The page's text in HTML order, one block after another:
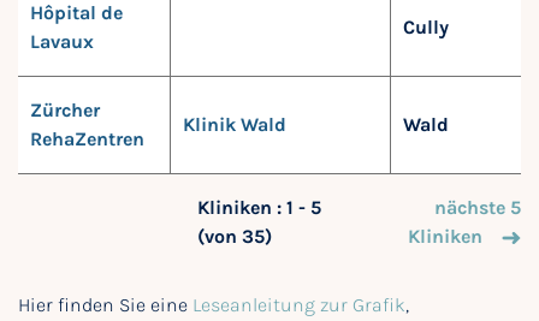
Hôpital de
Lavaux
Cully
Zürcher
RehaZentren
Klinik Wald Wald
Kliniken : 1 - 5
(von 35)
nächste 5
Kliniken
Hier finden Sie eine Leseanleitung zur Grafik,